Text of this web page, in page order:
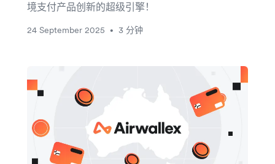
境支付产品创新的超级引擎！
24 September 2025 • 3 分钟